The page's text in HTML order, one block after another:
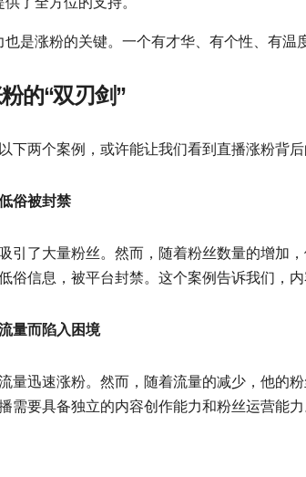
也是涨粉的关键。一个有才华、有个性、有温
的“双刃剑”
下两个案例，或许能让我们看到直播涨粉背后
俗被封禁
引了大量粉丝。然而，随着粉丝数量的增加
俗信息，被平台封禁。这个案例告诉我们，内
量而陷入困境
量迅速涨粉。然而，随着流量的减少，他的
需要具备独立的内容创作能力和粉丝运营能力